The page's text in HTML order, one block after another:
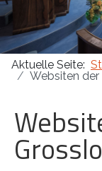
Aktuelle Seite:
Websiten
Masonica 47
Masonica 46